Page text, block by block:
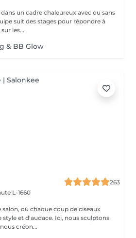
un cadre chaleureux avec ou sans
suit des stages pour répondre à
les...
& BB Glow
263
L-1660
où chaque coup de ciseaux
style et d'audace. Ici, nous sculptons
créon...